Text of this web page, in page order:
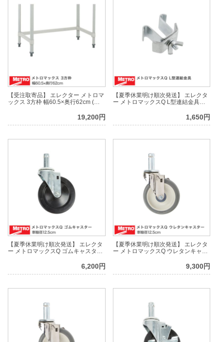
【受注取寄品】 エレクター メトロマ
ックス 3方枠 幅60.5×奥行62cm (テ
19,200円
【夏季休業明け順次発送】 エレクタ
ー メトロマックスQ L型連結金具
1,650円
【夏季休業明け順次発送】 エレクタ
ー メトロマックスQ ゴムキャスター
6,200円
【夏季休業明け順次発送】 エレクタ
ー メトロマックスQ ウレタンキャス
9,300円